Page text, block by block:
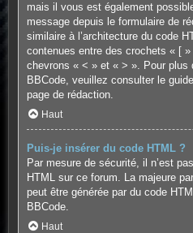
mais il vous est également
message depuis le formulaire de
similaire à l’architecture du code
contenues entre des crochets « [
chevrons « < » et « > ». Pour plus
BBCode, veuillez consulter le
page de rédaction.
Haut
Puis-je insérer du code HTML ?
Par mesure de sécurité, il n’est
HTML sur ce forum. La majeure
peut être générée par du code
BBCode.
Haut